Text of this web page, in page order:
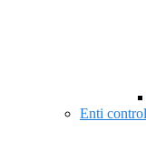
Enti